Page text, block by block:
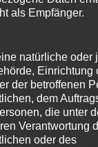
Rack Light ist
Flexibilität und
schnellen
er es uns,
in ein
zu verwandeln
von 20 kg. Der
als Empfänger.
natürliche oder
Einrichtung
der betroffenen
dem
die unter
Verantwortung
oder des